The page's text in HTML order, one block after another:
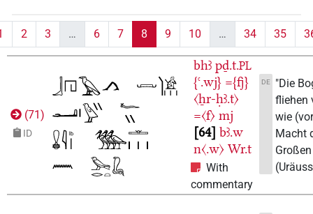
2 3 … 6 7 8 9 10 … 34 35
(71)
ID
bhꜣ pḏ.t.PL
{ꜥ.wj} ={fj}
〈ẖr-ḥꜣ.t〉
=〈f〉 mj
64 bꜣ.w
n〈.w〉 Wr.t
With
commentary
DE
"Die
fliehen
wie
Macht
Großen